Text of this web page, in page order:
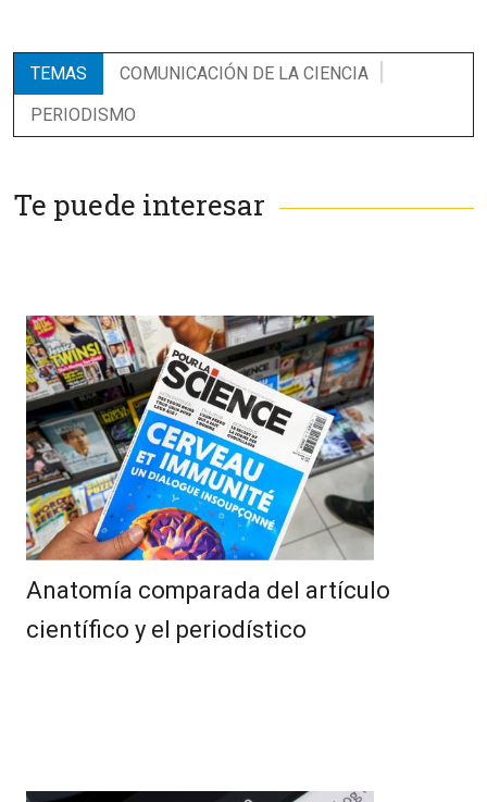
TEMAS
COMUNICACIÓN DE LA CIENCIA
PERIODISMO
Te puede interesar
Anatomía comparada del artículo
científico y el periodístico